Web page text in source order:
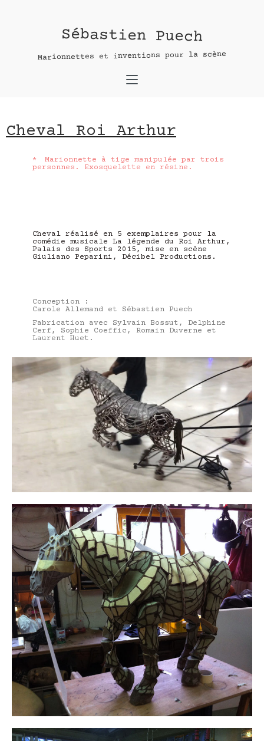
Contact :
Sébastien Puech
Marionnettes et inventions pour la scène
Cheval Roi Arthur
* Marionnette à tige manipulée par trois
personnes. Exosquelette en résine.
Cheval réalisé en 5 exemplaires pour la
comédie musicale La légende du Roi Arthur,
Palais des Sports 2015, mise en scène
Giuliano Peparini, Décibel Productions.
Conception :
Carole Allemand et Sébastien Puech
Fabrication avec Sylvain Bossut, Delphine
Cerf, Sophie Coeffic, Romain Duverne et
Laurent Huet.